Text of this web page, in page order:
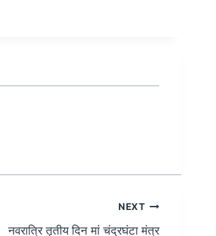
NEXT
नवरात्रि तृतीय दिन मां चंद्रघंटा मंत्र